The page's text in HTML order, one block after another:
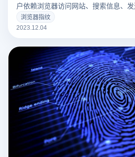
户依赖浏览器访问网站、搜索信息、发
在线购物。随着互联网的发展，对浏
户期望浏览器能更好地满足他们的需求
浏览器指纹
2023.12.04